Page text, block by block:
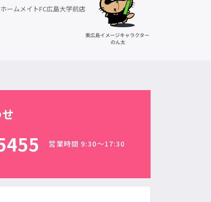
ームメイトFC広島大学前店
営業時間 9:30〜17:30